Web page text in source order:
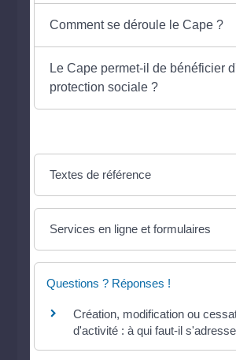
Comment se déroule le Cape ?
Le Cape permet-il de bénéficier
protection sociale ?
Textes de référence
Services en ligne et formulaires
Questions ? Réponses !
Création, modification ou
d'activité : à qui faut-il